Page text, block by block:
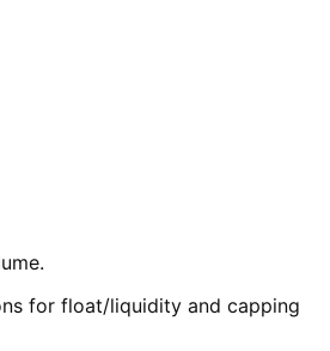
for float/liquidity and capping